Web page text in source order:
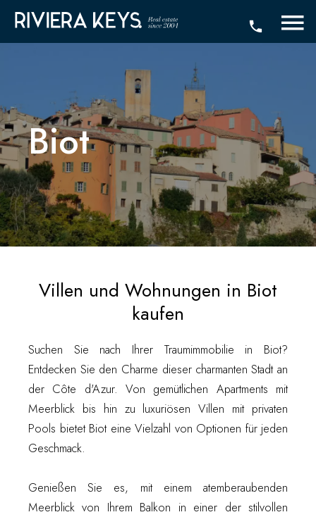
Biot
Villen und Wohnungen in Biot
kaufen
Suchen Sie nach Ihrer Traumimmobilie in Biot?
Entdecken Sie den Charme dieser charmanten Stadt an
der Côte d'Azur. Von gemütlichen Apartments mit
Meerblick bis hin zu luxuriösen Villen mit privaten
Pools bietet Biot eine Vielzahl von Optionen für jeden
Geschmack.
Genießen Sie es, mit einem atemberaubenden
Meerblick von Ihrem Balkon in einer der stilvollen